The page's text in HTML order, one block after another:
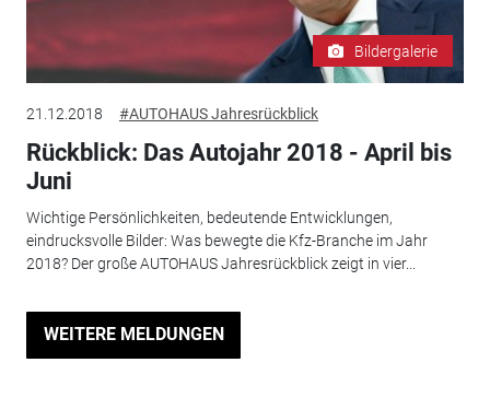
Bildergalerie
21.12.2018 #AUTOHAUS Jahresrückblick
Rückblick: Das Autojahr 2018 - April bis
Juni
Wichtige Persönlichkeiten, bedeutende Entwicklungen,
eindrucksvolle Bilder: Was bewegte die Kfz-Branche im Jahr
2018? Der große AUTOHAUS Jahresrückblick zeigt in vier...
WEITERE MELDUNGEN